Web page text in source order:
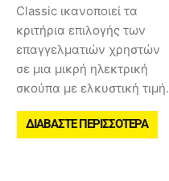
Classic ικανοποιεί τα
κριτήρια επιλογής των
επαγγελματιών χρηστών
σε μια μικρή ηλεκτρική
σκούπα με ελκυστική τιμή.
ΔΙΑΒΆΣΤΕ ΠΕΡΙΣΣΌΤΕΡΑ